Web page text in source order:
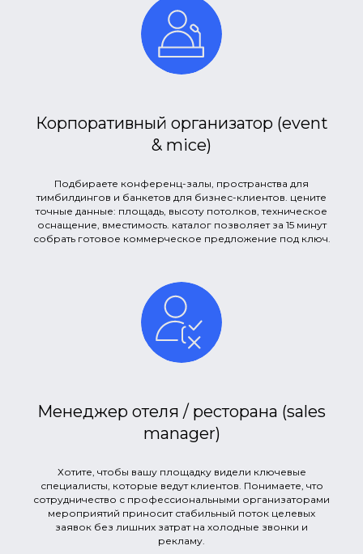
Корпоративный организатор (event
& mice)
Подбираете конференц-залы, пространства для
тимбилдингов и банкетов для бизнес-клиентов. цените
точные данные: площадь, высоту потолков, техническое
оснащение, вместимость. каталог позволяет за 15 минут
собрать готовое коммерческое предложение под ключ.
Менеджер отеля / ресторана (sales
manager)
Хотите, чтобы вашу площадку видели ключевые
специалисты, которые ведут клиентов. Понимаете, что
сотрудничество с профессиональными организаторами
мероприятий приносит стабильный поток целевых
заявок без лишних затрат на холодные звонки и
рекламу.